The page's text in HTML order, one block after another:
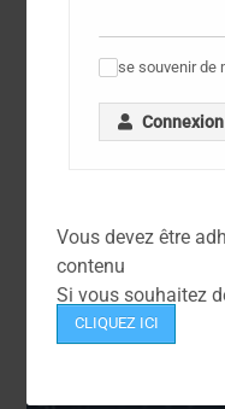
se souvenir de
Connexion
Vous devez être
contenu
Si vous souhaitez
CLIQUEZ ICI